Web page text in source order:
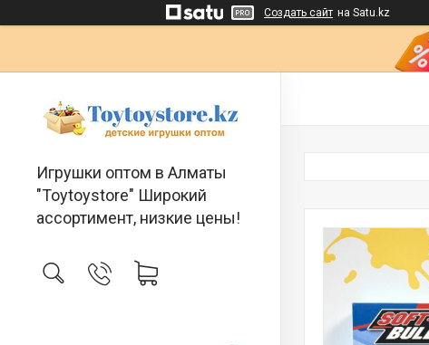
Создать сайт на Satu.kz
Игрушки оптом в Алматы
"Toytoystore" Широкий
ассортимент, низкие цены!